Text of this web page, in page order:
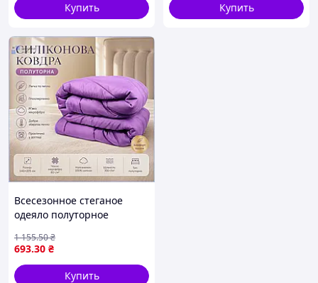
Купить
Купить
Всесезонное стеганое
одеяло полуторное
легкая модель для
комфортного сна дома
МШоп1
693.30 ₴
1 155.50₴
Купить